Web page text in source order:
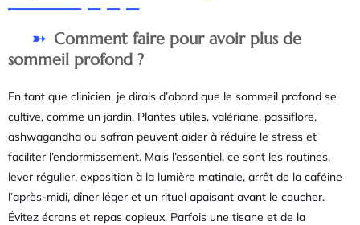
Comment faire pour avoir plus de
sommeil profond ?
En tant que clinicien, je dirais d’abord que le sommeil profond se
cultive, comme un jardin. Plantes utiles, valériane, passiflore,
ashwagandha ou safran peuvent aider à réduire le stress et
faciliter l’endormissement. Mais l’essentiel, ce sont les routines,
lever régulier, exposition à la lumière matinale, arrêt de la caféine
l’après-midi, dîner léger et un rituel apaisant avant le coucher.
Évitez écrans et repas copieux. Parfois une tisane et de la